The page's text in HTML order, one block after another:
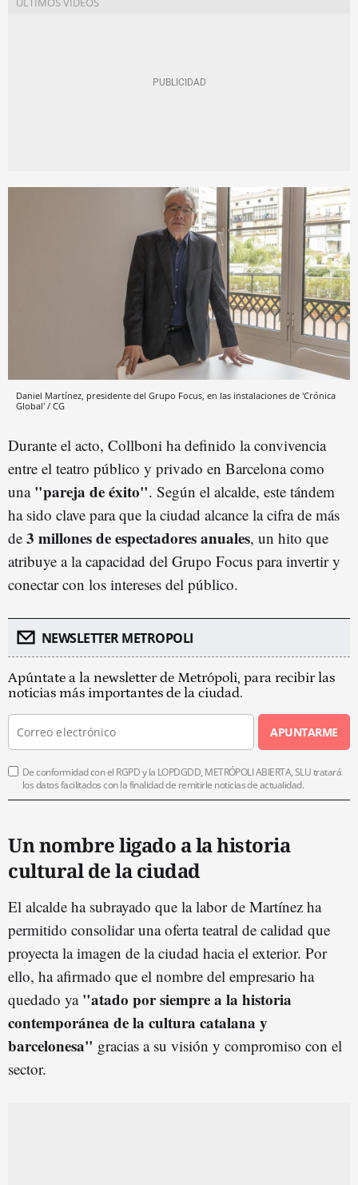
Daniel Martínez, presidente del Grupo Focus, en las instalaciones de 'Crónica
Global' / CG
Durante el acto, Collboni ha definido la convivencia
entre el teatro público y privado en Barcelona como
una "pareja de éxito". Según el alcalde, este tándem
ha sido clave para que la ciudad alcance la cifra de más
de 3 millones de espectadores anuales, un hito que
atribuye a la capacidad del Grupo Focus para invertir y
conectar con los intereses del público.
NEWSLETTER METROPOLI
Apúntate a la newsletter de Metrópoli, para recibir las
noticias más importantes de la ciudad.
APUNTARME
De conformidad con el RGPD y la LOPDGDD, METRÓPOLI ABIERTA, SLU tratará
los datos facilitados con la finalidad de remitirle noticias de actualidad.
Un nombre ligado a la historia
cultural de la ciudad
El alcalde ha subrayado que la labor de Martínez ha
permitido consolidar una oferta teatral de calidad que
proyecta la imagen de la ciudad hacia el exterior. Por
ello, ha afirmado que el nombre del empresario ha
quedado ya "atado por siempre a la historia
contemporánea de la cultura catalana y
barcelonesa" gracias a su visión y compromiso con el
sector.